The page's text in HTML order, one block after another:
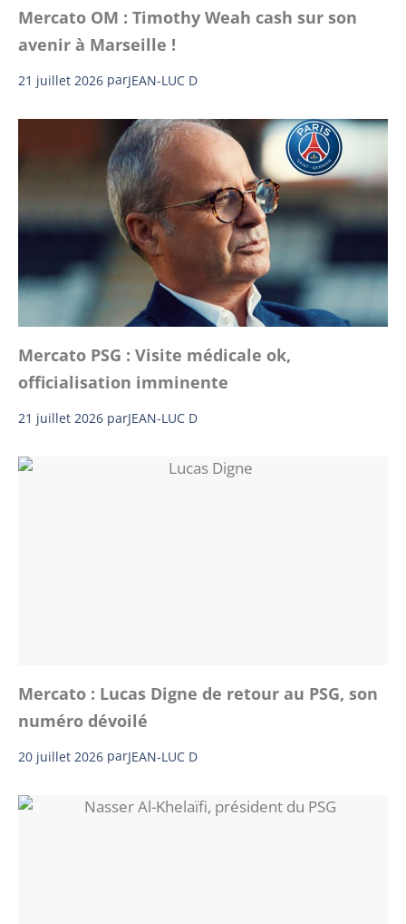
Mercato OM : Timothy Weah cash sur son
avenir à Marseille !
21 juillet 2026 parJEAN-LUC D
Mercato PSG : Visite médicale ok,
officialisation imminente
21 juillet 2026 parJEAN-LUC D
Mercato : Lucas Digne de retour au PSG, son
numéro dévoilé
20 juillet 2026 parJEAN-LUC D